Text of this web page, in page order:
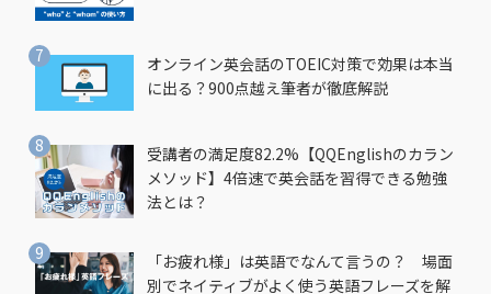
オンライン英会話のTOEIC対策で効果は本当
に出る？900点越え筆者が徹底解説
受講者の満足度82.2%【QQEnglishのカラン
メソッド】4倍速で英会話を習得できる勉強
法とは？
「お疲れ様」は英語でなんて言うの？ 場面
別でネイティブがよく使う英語フレーズを解